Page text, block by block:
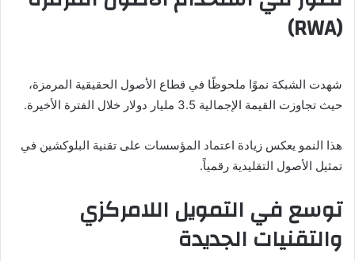
(RWA)
شهدت الشبكة نموًا ملحوظًا في قطاع الأصول الحقيقية المرمزة،
حيث تجاوزت القيمة الإجمالية 3.5 مليار دولار خلال الفترة الأخيرة.
هذا النمو يعكس زيادة اعتماد المؤسسات على تقنية البلوكشين في
تمثيل الأصول التقليدية رقمياً.
توسع في التمويل اللامركزي
والتقنيات الجديدة